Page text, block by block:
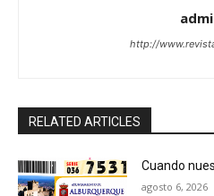
http://
RELATED ARTICLES
Cuando
agosto 6, 2026